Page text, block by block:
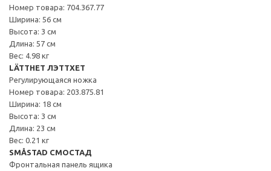
Номер товара: 704.367.77
Ширина: 56 см
Высота: 3 см
Длина: 57 см
Вес: 4.98 кг
LÄTTHET ЛЭТТХЕТ
Регулирующаяся ножка
Номер товара: 203.875.81
Ширина: 18 см
Высота: 3 см
Длина: 23 см
Вес: 0.21 кг
SMÅSTAD СМОСТАД
Фронтальная панель ящика